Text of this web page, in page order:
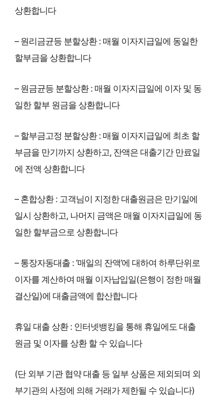
상환합니다
– 원리금균등 분할상환 : 매월 이자지급일에 동일한
할부금을 상환합니다
– 원금균등 분할상환 : 매월 이자지급일에 이자 및 동
일한 할부 원금을 상환합니다
– 할부금고정 분할상환 : 매월 이자지급일에 최초 할
부금을 만기까지 상환하고, 잔액은 대출기간 만료일
에 전액 상환합니다
– 혼합상환 : 고객님이 지정한 대출원금은 만기일에
일시 상환하고, 나머지 금액은 매월 이자지급일에 동
일한 할부금으로 상환합니다
– 통장자동대출 : ‘매일의 잔액’에 대하여 하루단위로
이자를 계산하여 매월 이자납입일(은행이 정한 매월
결산일)에 대출금액에 합산합니다
휴일 대출 상환 : 인터넷뱅킹을 통해 휴일에도 대출
원금 및 이자를 상환 할 수 있습니다
(단 외부 기관 협약 대출 등 일부 상품은 제외되며 외
부기관의 사정에 의해 거래가 제한될 수 있습니다)